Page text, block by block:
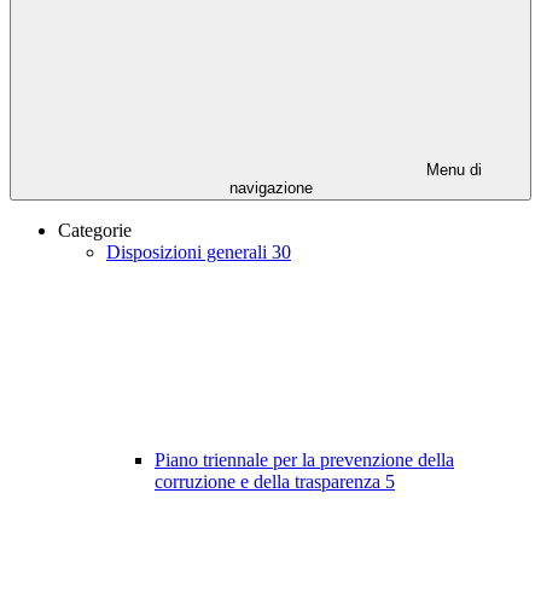
Menu di
navigazione
Categorie
Disposizioni generali 30
Piano triennale per la prevenzione della
corruzione e della trasparenza 5